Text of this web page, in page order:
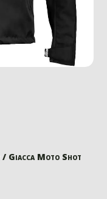
/ Giacca Moto Shot